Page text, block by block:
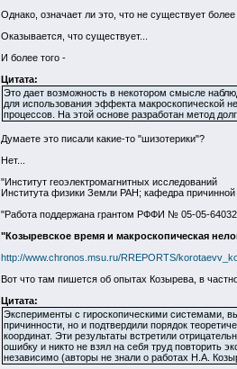
Однако, означает ли это, что не существует
Оказывается, что существует...
И более того -
Цитата:
Это дает возможность в некотором смысле
для использования эффекта макроскопической
процессов. На этой основе разработан метод
Думаете это писали какие-то "шизотерики"?
Нет...
"Институт геоэлектромагнитных исследований
Института физики Земли РАН; кафедра
"Работа поддержана грантом РФФИ № 05-05-
"Козыревское время и макроскопическая
http://www.chronos.msu.ru/RREPORTS/
Вот что там пишется об опытах Козырева, в
Цитата:
Эксперименты с гироскопическими системами,
причинности, но и подтвердили порядок
координат. Эти результаты встретили
ошибку и никто не взял на себя труд повторить
независимо (авторы не знали о работах Н.А.